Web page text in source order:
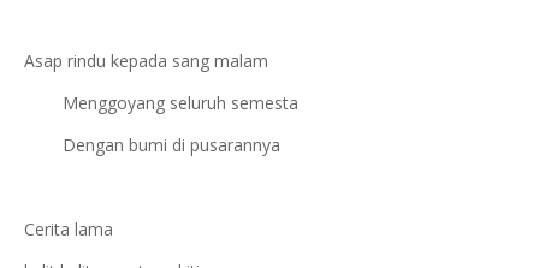
Asap rindu kepada sang malam
Menggoyang seluruh semesta
Dengan bumi di pusarannya
Cerita lama